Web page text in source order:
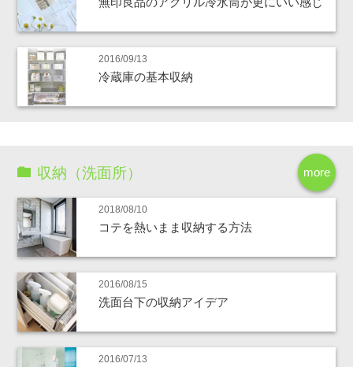
2016/09/13
冷蔵庫の基本収納
more
収納（洗面所）
2018/08/10
コテを熱いまま収納する方法
2016/08/15
洗面台下の収納アイデア
2016/07/13